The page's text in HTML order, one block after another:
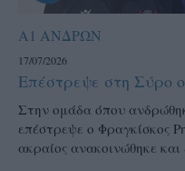
Α1 ΑΝΔΡΩΝ
17/07/2026
Επέστρεψε στη Σύρο
Στην ομάδα όπου
επέστρεψε ο Φραγκίσκος
ακραίος ανακοινώθηκε